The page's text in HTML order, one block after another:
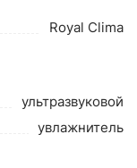
Royal Clima
ультразвуковой
увлажнитель